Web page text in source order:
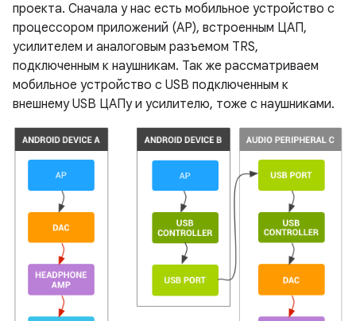
проекта. Сначала у нас есть мобильное устройство с
процессором приложений (AP), встроенным ЦАП,
усилителем и аналоговым разъемом TRS,
подключенным к наушникам. Так же рассматриваем
мобильное устройство с USB подключенным к
внешнему USB ЦАПу и усилителю, тоже с наушниками.